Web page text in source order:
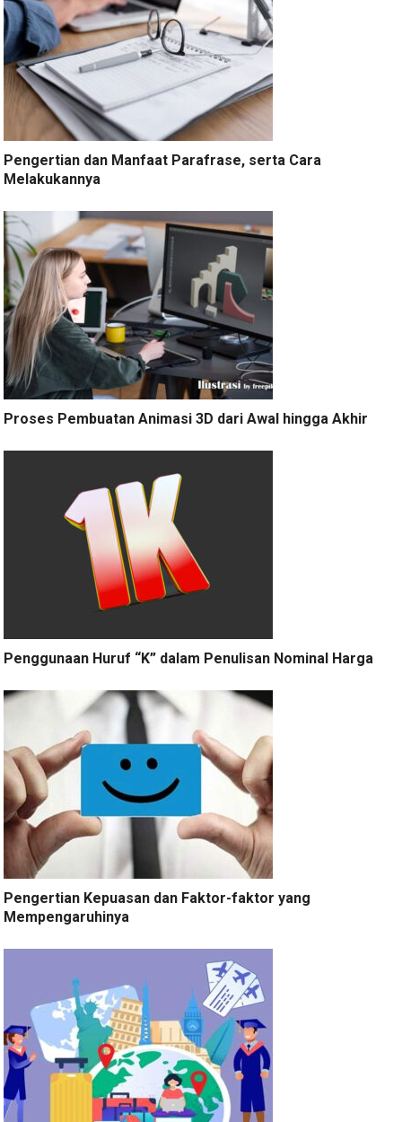
Pengertian dan Manfaat Parafrase, serta Cara
Melakukannya
Proses Pembuatan Animasi 3D dari Awal hingga Akhir
Penggunaan Huruf “K” dalam Penulisan Nominal Harga
Pengertian Kepuasan dan Faktor-faktor yang
Mempengaruhinya